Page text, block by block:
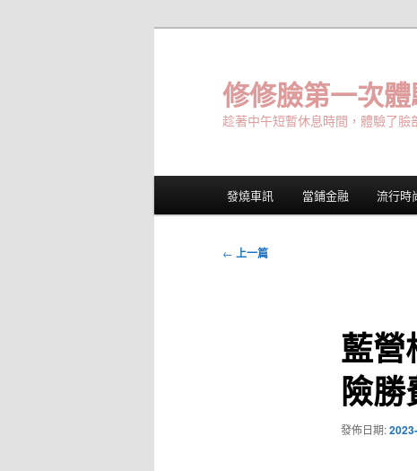
修修臉第一次
趁著中午短暫休息時間，體驗了
發燒車訊 當鋪金融 流行時
文
← 上一篇
藍營
險勝
發佈日期: